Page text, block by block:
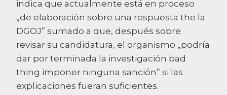
indica que actualmente está en proceso
„de elaboración sobre una respuesta the la
DGOJ” sumado a que, después sobre
revisar su candidatura, el organismo „podría
dar por terminada la investigación bad
thing imponer ninguna sanción” si las
explicaciones fueran suficientes.